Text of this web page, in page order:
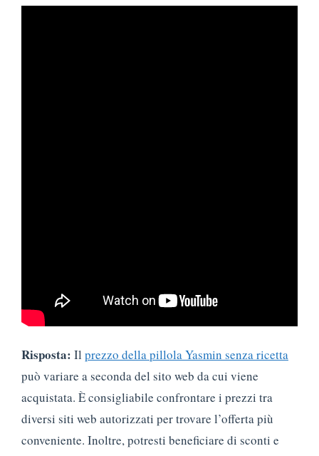
Risposta: Il prezzo della pillola Yasmin senza ricetta
può variare a seconda del sito web da cui viene
acquistata. È consigliabile confrontare i prezzi tra
diversi siti web autorizzati per trovare l’offerta più
conveniente. Inoltre, potresti beneficiare di sconti e